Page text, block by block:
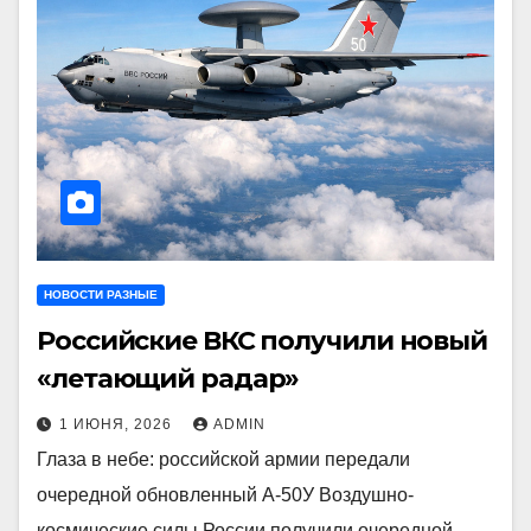
НОВОСТИ РАЗНЫЕ
Российские ВКС получили новый
«летающий радар»
1 ИЮНЯ, 2026 ADMIN
Глаза в небе: российской армии передали
очередной обновленный А-50У Воздушно-